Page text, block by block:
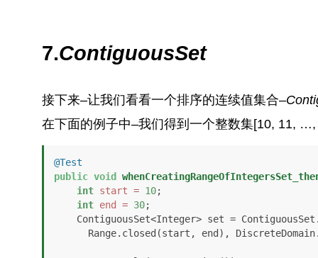
7.ContiguousSet
接下来–让我们看看一个排序的连续值集合–
在下面的例子中–我们得到一个整数集[10, 11,
@Test
public void
int start = 10;
int end = 30;